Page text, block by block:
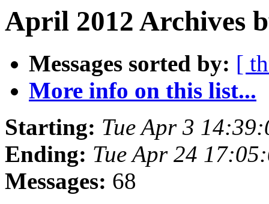
April 2012 Archives
Messages sorted by: [
More info on this list...
Starting: Tue Apr 3
Ending: Tue Apr 24
Messages: 68